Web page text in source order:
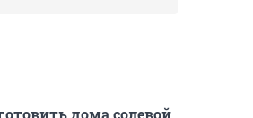
дома солевой